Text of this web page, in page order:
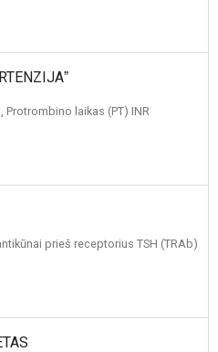
Protrombino laikas (PT) INR
prieš receptorius TSH (TRAb)